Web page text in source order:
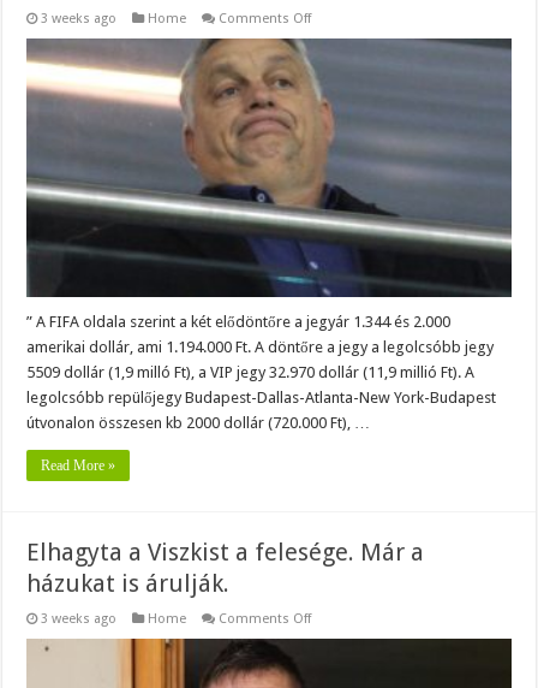
3 weeks ago Home Comments Offon
miatt
aggódnak
az
emberek.
” A FIFA oldala szerint a két elődöntőre a jegyár 1.344 és 2.000
amerikai dollár, ami 1.194.000 Ft. A döntőre a jegy a legolcsóbb jegy
5509 dollár (1,9 milló Ft), a VIP jegy 32.970 dollár (11,9 millió Ft). A
legolcsóbb repülőjegy Budapest-Dallas-Atlanta-New York-Budapest
útvonalon összesen kb 2000 dollár (720.000 Ft), …
Read More »
Elhagyta a Viszkist a felesége. Már a
házukat is árulják.
3 weeks ago Home Comments Offon